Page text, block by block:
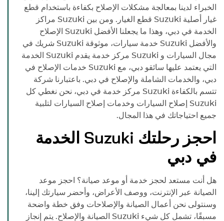
الخبراء لدينا بمعالجة مشكلات الإصلاح بكفاءة باستخدام قطع
غيار أصلية Suzuki قطع الغيار. ومن بين Suzuki مراكز
الخدمة في دبي، وهذا ما يجعلنا الأفضل Suzuki الإصلاح
والأفضل Suzuki خدمة سيارات، موثوقة Suzuki شريك في
مجال السيارات و Suzuki مركز خدمة يقدم Suzuki الخدمة
التي يعتمد عليها سائقو دبي، مع Suzuki خدمات الإصلاح في
دبي، والخدمات الشاملة والإصلاح في دبي. باعتبارنا شركة
تتسم بالكفاءة Suzuki مركز خدمة في دبي، نحن نغطي كل
Suzuki إصلاح السيارات وخدمات إصلاح السيارات لتلبية
جميع احتياجاتك في هذا المجال.
احجز رحلتك Suzuki الخدمة
في دبي
هل أنت مستعد لحجز خدمة أو موعد صيانة؟ احجز موعد
الصيانة عبر الإنترنت، ووصف الأعراض، وأحضر سيارتك إلينا،
وسنتولى نحن أعمال الصيانة والإصلاحات وفق خطة واضحة
مسبقًا، تشمل كل شيء Suzuki الصيانة والإصلاح. يتم إنجاز